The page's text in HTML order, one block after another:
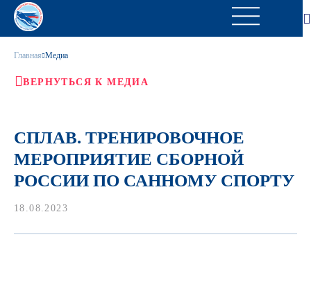
Главная Медиа
ВЕРНУТЬСЯ К МЕДИА
СПЛАВ. ТРЕНИРОВОЧНОЕ
МЕРОПРИЯТИЕ СБОРНОЙ
РОССИИ ПО САННОМУ СПОРТУ
18.08.2023